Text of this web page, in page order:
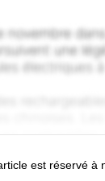
est réservé à